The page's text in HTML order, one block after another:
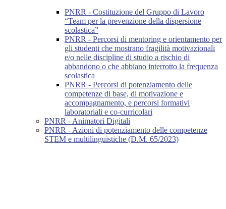
PNRR - Costituzione del Gruppo di Lavoro
“Team per la prevenzione della dispersione
scolastica”
PNRR - Percorsi di mentoring e orientamento per
gli studenti che mostrano fragilità motivazionali
e/o nelle discipline di studio a rischio di
abbandono o che abbiano interrotto la frequenza
scolastica
PNRR - Percorsi di potenziamento delle
competenze di base, di motivazione e
accompagnamento, e percorsi formativi
laboratoriali e co-curricolari
PNRR - Animatori Digitali
PNRR - Azioni di potenziamento delle competenze
STEM e multilinguistiche (D.M. 65/2023)